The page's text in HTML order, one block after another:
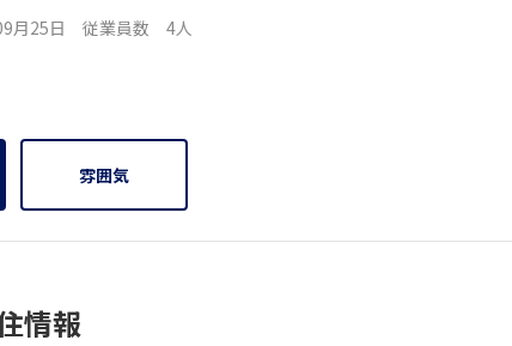
月25日 従業員数 4人
雰囲気
情報